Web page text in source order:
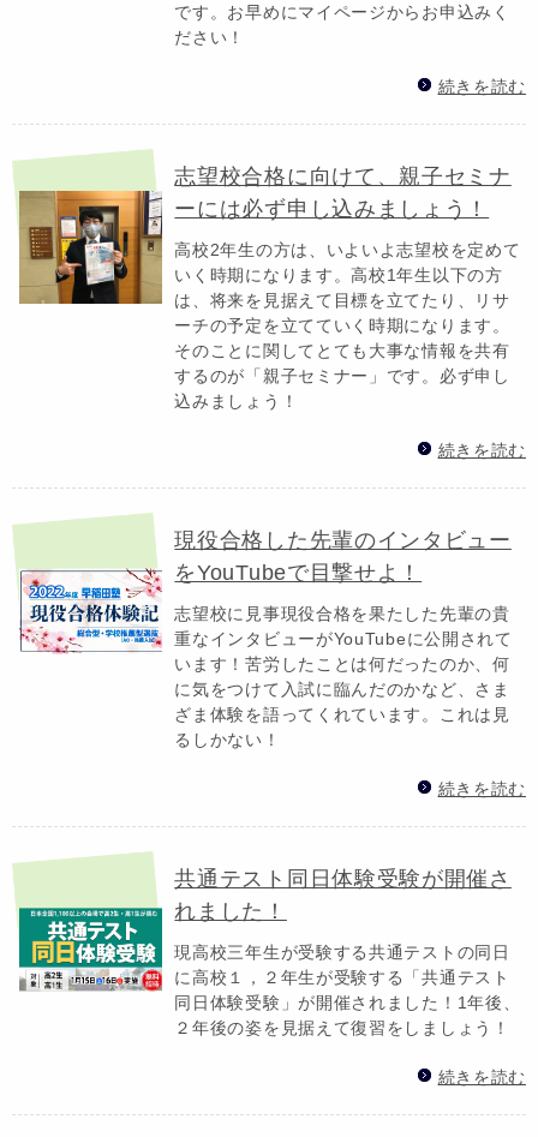
です。お早めにマイページからお申込みく
ださい！
続きを読む
志望校合格に向けて、親子セミナ
ーには必ず申し込みましょう！
高校2年生の方は、いよいよ志望校を定めて
いく時期になります。高校1年生以下の方
は、将来を見据えて目標を立てたり、リサ
ーチの予定を立てていく時期になります。
そのことに関してとても大事な情報を共有
するのが「親子セミナー」です。必ず申し
込みましょう！
続きを読む
現役合格した先輩のインタビュー
をYouTubeで目撃せよ！
志望校に見事現役合格を果たした先輩の貴
重なインタビューがYouTubeに公開されて
います！苦労したことは何だったのか、何
に気をつけて入試に臨んだのかなど、さま
ざま体験を語ってくれています。これは見
るしかない！
続きを読む
共通テスト同日体験受験が開催さ
れました！
現高校三年生が受験する共通テストの同日
に高校１，２年生が受験する「共通テスト
同日体験受験」が開催されました！1年後、
２年後の姿を見据えて復習をしましょう！
続きを読む